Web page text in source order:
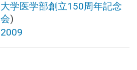
大学医学部創立150周年記念
会)
2009